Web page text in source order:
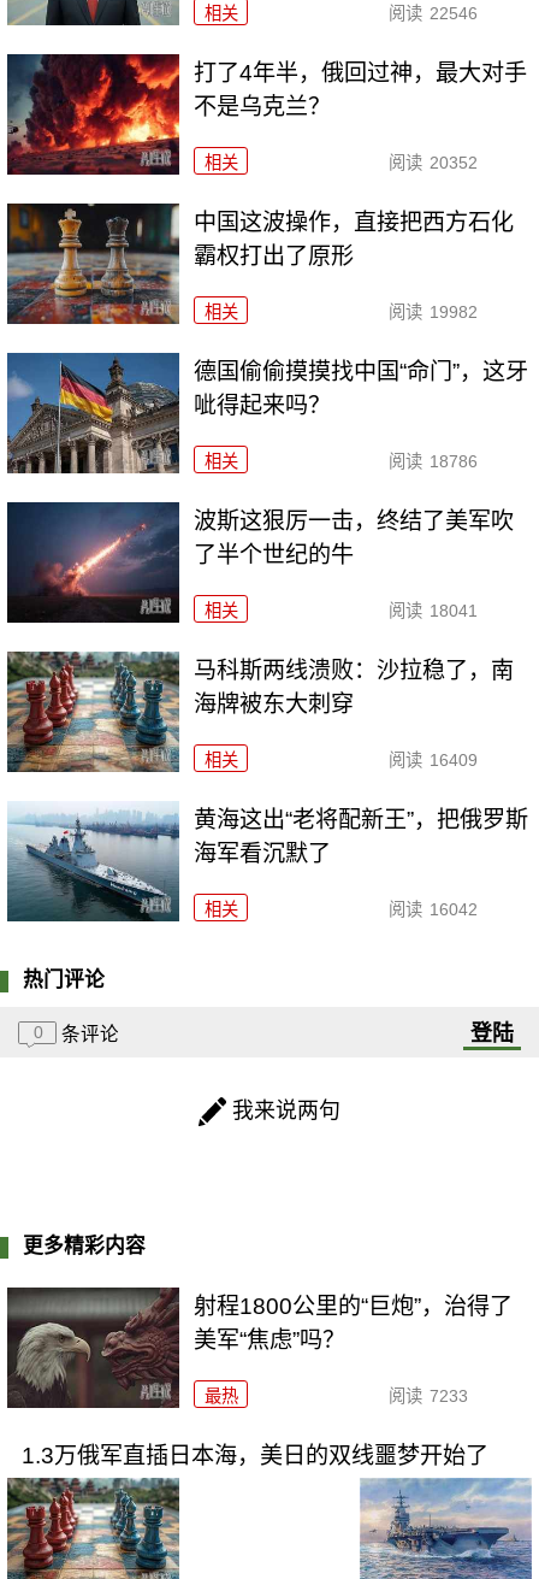
相关 阅读 22546
打了4年半，俄回过神，最大对手
不是乌克兰？
相关 阅读 20352
中国这波操作，直接把西方石化
霸权打出了原形
相关 阅读 19982
德国偷偷摸摸找中国“命门”，这牙
呲得起来吗？
相关 阅读 18786
波斯这狠厉一击，终结了美军吹
了半个世纪的牛
相关 阅读 18041
马科斯两线溃败：沙拉稳了，南
海牌被东大刺穿
相关 阅读 16409
黄海这出“老将配新王”，把俄罗斯
海军看沉默了
相关 阅读 16042
热门评论
0 条评论 登陆
我来说两句
更多精彩内容
射程1800公里的“巨炮”，治得了
美军“焦虑”吗？
最热 阅读 7233
1.3万俄军直插日本海，美日的双线噩梦开始了